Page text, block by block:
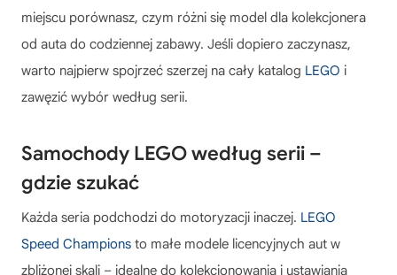
miejscu porównasz, czym różni się model dla kolekcjonera
od auta do codziennej zabawy. Jeśli dopiero zaczynasz,
warto najpierw spojrzeć szerzej na cały katalog LEGO i
zawęzić wybór według serii.
Samochody LEGO według serii –
gdzie szukać
Każda seria podchodzi do motoryzacji inaczej. LEGO
Speed Champions to małe modele licencyjnych aut w
zbliżonej skali – idealne do kolekcjonowania i ustawiania